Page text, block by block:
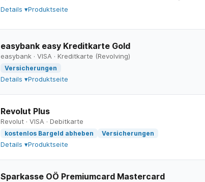
Details ▾Produktseite
easybank easy Kreditkarte Gold
easybank · VISA · Kreditkarte (Revolving)
Versicherungen
Details ▾Produktseite
Revolut Plus
Revolut · VISA · Debitkarte
kostenlos Bargeld abheben Versicherungen
Details ▾Produktseite
Sparkasse OÖ Premiumcard Mastercard